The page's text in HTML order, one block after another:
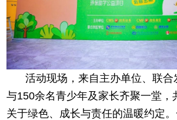
活动现场，来自主办单位、联合
与150余名青少年及家长齐聚一堂，
关于绿色、成长与责任的温暖约定